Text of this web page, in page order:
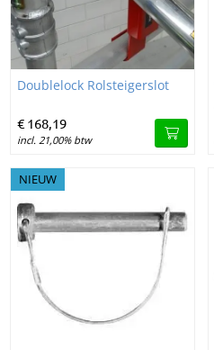
Image Doublelock Rolsteigerslot
Doublelock Rolsteigerslot
€ 168,19
incl. 21,00% btw
NIEUW